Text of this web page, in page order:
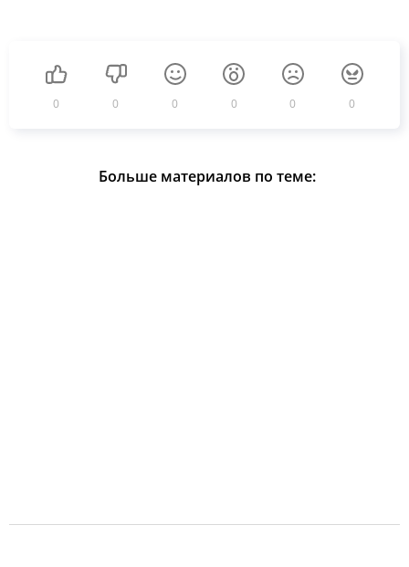
0 0 0 0 0 0
Больше материалов по теме: